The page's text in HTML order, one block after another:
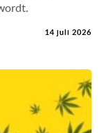
14 juli 2026